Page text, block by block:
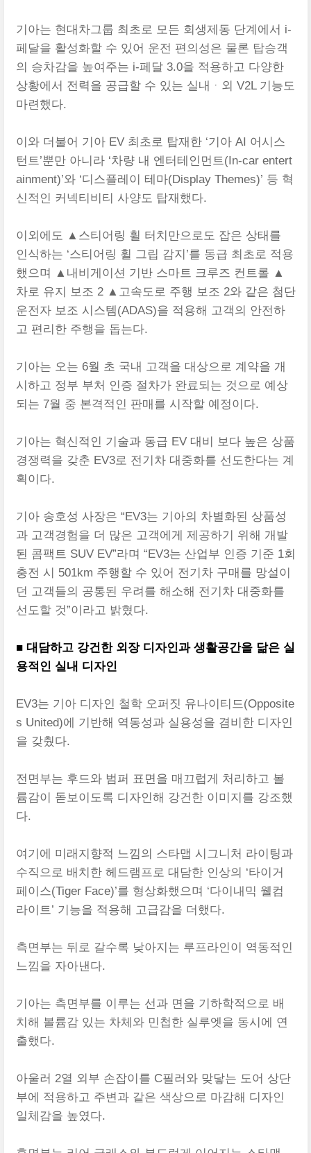
기아는 현대차그룹 최초로 모든 회생제동 단계에서 i-
페달을 활성화할 수 있어 운전 편의성은 물론 탑승객
의 승차감을 높여주는 i-페달 3.0을 적용하고 다양한
상황에서 전력을 공급할 수 있는 실내ᆞ외 V2L 기능도
마련했다.
이와 더불어 기아 EV 최초로 탑재한 ‘기아 AI 어시스
턴트’뿐만 아니라 ‘차량 내 엔터테인먼트(In-car entert
ainment)’와 ‘디스플레이 테마(Display Themes)’ 등 혁
신적인 커넥티비티 사양도 탑재했다.
이외에도 ▲스티어링 휠 터치만으로도 잡은 상태를
인식하는 ‘스티어링 휠 그립 감지’를 동급 최초로 적용
했으며 ▲내비게이션 기반 스마트 크루즈 컨트롤 ▲
차로 유지 보조 2 ▲고속도로 주행 보조 2와 같은 첨단
운전자 보조 시스템(ADAS)을 적용해 고객의 안전하
고 편리한 주행을 돕는다.
기아는 오는 6월 초 국내 고객을 대상으로 계약을 개
시하고 정부 부처 인증 절차가 완료되는 것으로 예상
되는 7월 중 본격적인 판매를 시작할 예정이다.
기아는 혁신적인 기술과 동급 EV 대비 보다 높은 상품
경쟁력을 갖춘 EV3로 전기차 대중화를 선도한다는 계
획이다.
기아 송호성 사장은 “EV3는 기아의 차별화된 상품성
과 고객경험을 더 많은 고객에게 제공하기 위해 개발
된 콤팩트 SUV EV”라며 “EV3는 산업부 인증 기준 1회
충전 시 501km 주행할 수 있어 전기차 구매를 망설이
던 고객들의 공통된 우려를 해소해 전기차 대중화를
선도할 것”이라고 밝혔다.
■ 대담하고 강건한 외장 디자인과 생활공간을 닮은 실
용적인 실내 디자인
EV3는 기아 디자인 철학 오퍼짓 유나이티드(Opposite
s United)에 기반해 역동성과 실용성을 겸비한 디자인
을 갖췄다.
전면부는 후드와 범퍼 표면을 매끄럽게 처리하고 볼
륨감이 돋보이도록 디자인해 강건한 이미지를 강조했
다.
여기에 미래지향적 느낌의 스타맵 시그니처 라이팅과
수직으로 배치한 헤드램프로 대담한 인상의 ‘타이거
페이스(Tiger Face)’를 형상화했으며 ‘다이내믹 웰컴
라이트’ 기능을 적용해 고급감을 더했다.
측면부는 뒤로 갈수록 낮아지는 루프라인이 역동적인
느낌을 자아낸다.
기아는 측면부를 이루는 선과 면을 기하학적으로 배
치해 볼륨감 있는 차체와 민첩한 실루엣을 동시에 연
출했다.
아울러 2열 외부 손잡이를 C필러와 맞닿는 도어 상단
부에 적용하고 주변과 같은 색상으로 마감해 디자인
일체감을 높였다.